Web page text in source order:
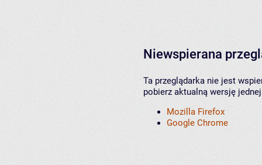
Niewspierana
Ta przeglądarka nie jest
pobierz aktualną wersję
Mozilla Firefox
Google Chrome